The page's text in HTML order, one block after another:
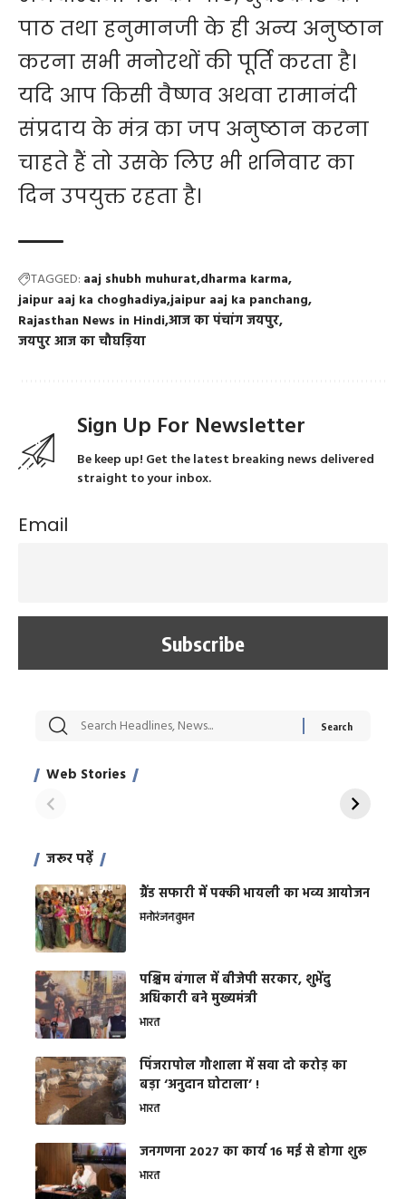
पाठ तथा हनुमानजी के ही अन्य अनुष्ठान
करना सभी मनोरथों की पूर्ति करता है।
यदि आप किसी वैष्णव अथवा रामानंदी
संप्रदाय के मंत्र का जप अनुष्ठान करना
चाहते हैं तो उसके लिए भी शनिवार का
दिन उपयुक्त रहता है।
TAGGED: aaj shubh muhurat dharma karma
jaipur aaj ka choghadiya jaipur aaj ka panchang
Rajasthan News in Hindiआज का पंचांग जयपुर
जयपुर आज का चौघड़िया
Sign Up For Newsletter
Be keep up! Get the latest breaking news delivered
straight to your inbox.
Email
Web Stories
सट्टेबाजी में अरेस्ट हुए
साहिल खान
रोज एक कच्चे लहसुन
जरूर पढ़ें
ग्रैंड सफारी में पक्की भायली का भव्य आयोजन
मनोरंजनवुमन
पश्चिम बंगाल में बीजेपी सरकार, शुभेंदु
अधिकारी बने मुख्यमंत्री
भारत
​पिंजरापोल गौशाला में सवा दो करोड़ का
बड़ा ‘अनुदान घोटाला’ !
भारत
जनगणना 2027 का कार्य 16 मई से होगा शुरू
भारत